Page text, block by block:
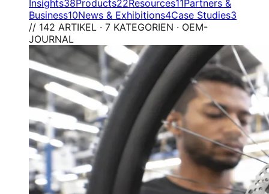
Insights38Products22Resources11Partners &
Business10News & Exhibitions4Case Studies3
// 142 ARTIKEL · 7 KATEGORIEN · OEM-
JOURNAL